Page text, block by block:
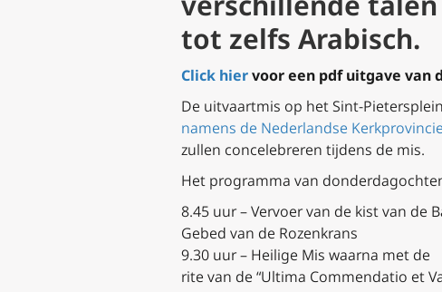
tot zelfs Arabisch.
Click hiervoor een pdf uitgave van
De uitvaartmis op het Sint-
namens de Nederlandse Kerkprovincie
zullen concelebreren tijdens de mis.
Het programma van
8.45 uur – Vervoer van de kist van de
Gebed van de Rozenkrans
9.30 uur – Heilige Mis waarna met de
rite van de “Ultima Commendatio et